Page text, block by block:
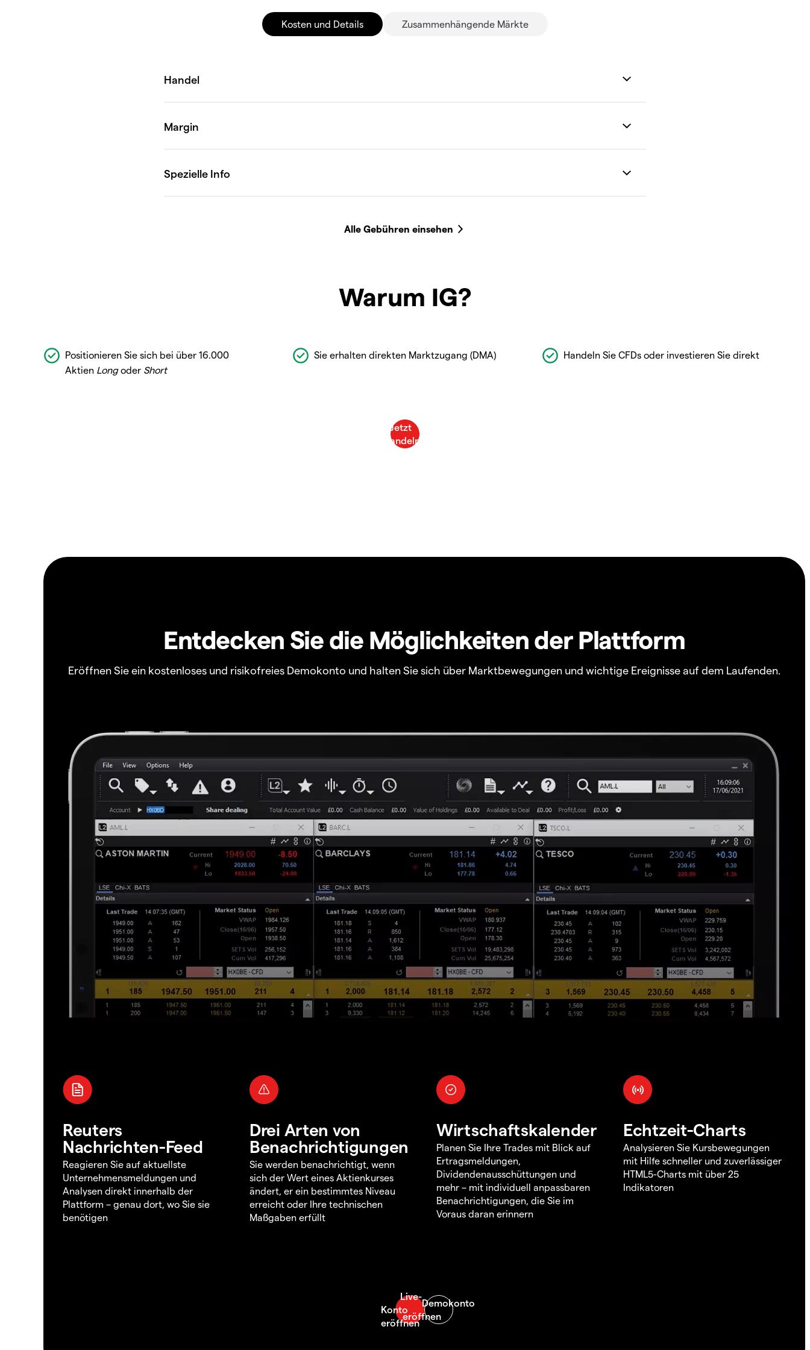
Kosten und Details Zusammenhängende Märkte
Warum IG?
Positionieren Sie sich bei über 16.000
Aktien Longoder Short
Sie erhalten direkten Marktzugang (DMA) Handeln Sie CFDs oder investieren Sie direkt
Entdecken Sie die Möglichkeiten der Plattform
Eröffnen Sie ein kostenloses und risikofreies Demokonto und halten Sie sich über Marktbewegungen und wichtige Ereignisse auf dem Laufenden.
Reuters
Nachrichten-Feed
Reagieren Sie auf aktuellste
Unternehmensmeldungen und
Analysen direkt innerhalb der
Plattform – genau dort, wo Sie sie
benötigen
Drei Arten von
Benachrichtigungen
Sie werden benachrichtigt, wenn
sich der Wert eines Aktienkurses
ändert, er ein bestimmtes Niveau
erreicht oder Ihre technischen
Maßgaben erfüllt
Wirtschaftskalender
Planen Sie Ihre Trades mit Blick auf
Ertragsmeldungen,
Dividendenausschüttungen und
mehr – mit individuell anpassbaren
Benachrichtigungen, die Sie im
Voraus daran erinnern
Echtzeit-Charts
Analysieren Sie Kursbewegungen
mit Hilfe schneller und zuverlässiger
HTML5-Charts mit über 25
Indikatoren